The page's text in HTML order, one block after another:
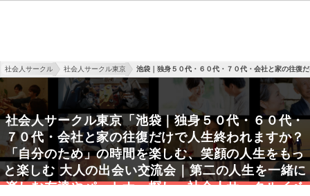
社会人サークル 社会人サークル東京 池袋｜独身５０代・６０代・７０代・会社と家の往復
社会人サークル東京「池袋｜独身５０代・６０代・
７０代・会社と家の往復だけで人生終われますか？
「自分のため」の時間を楽しむ、笑顔の人生をもっ
と楽しむ 大人の出会い交流会｜第二の人生を一緒に
楽しむ友達やパートナー探し」社会人サークルイベ